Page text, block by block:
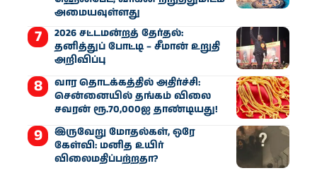
அமையவுள்ளது
2026 சட்டமன்றத் தேர்தல்:
தனித்துப் போட்டி – சீமான் உறுதி
அறிவிப்பு
வார தொடக்கத்தில் அதிர்ச்சி:
சென்னையில் தங்கம் விலை
சவரன் ரூ.70,000ஐ தாண்டியது!
இருவேறு மோதல்கள், ஒரே
கேள்வி: மனித உயிர்
விலைமதிப்பற்றதா?